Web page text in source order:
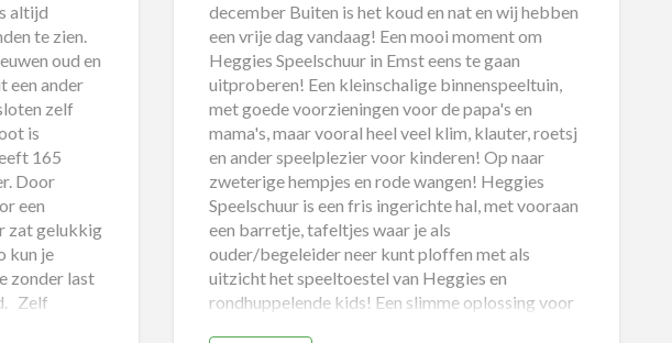
altijd
te zien.
oud en
een ander
zelf
is
165
Door
een
zat gelukkig
kun je
zonder last
Zelf
december Buiten is het koud en nat en wij hebben
een vrije dag vandaag! Een mooi moment om
Heggies Speelschuur in Emst eens te gaan
uitproberen! Een kleinschalige binnenspeeltuin,
met goede voorzieningen voor de papa's en
mama's, maar vooral heel veel klim, klauter, roetsj
en ander speelplezier voor kinderen! Op naar
zweterige hempjes en rode wangen! Heggies
Speelschuur is een fris ingerichte hal, met vooraan
een barretje, tafeltjes waar je als
ouder/begeleider neer kunt ploffen met als
uitzicht het speeltoestel van Heggies en
rondhuppelende kids! Een slimme oplossing voor